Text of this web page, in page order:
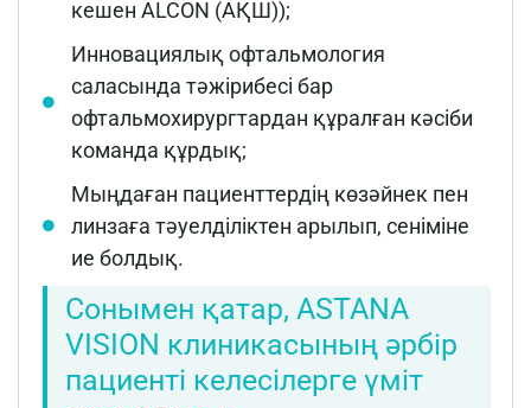
кешен ALCON (АҚШ));
Инновациялық офтальмология
саласында тәжірибесі бар
офтальмохирургтардан құралған кәсіби
команда құрдық;
Мыңдаған пациенттердің көзәйнек пен
линзаға тәуелділіктен арылып, сеніміне
ие болдық.
Сонымен қатар, ASTANA
VISION клиникасының әрбір
пациенті келесілерге үміт